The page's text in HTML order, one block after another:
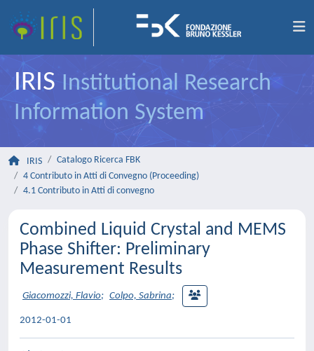
IRIS Institutional Research
Information System
IRIS
Catalogo Ricerca FBK
4 Contributo in Atti di Convegno (Proceeding)
4.1 Contributo in Atti di convegno
Combined Liquid Crystal and MEMS
Phase Shifter: Preliminary
Measurement Results
Giacomozzi, Flavio; Colpo, Sabrina;
2012-01-01